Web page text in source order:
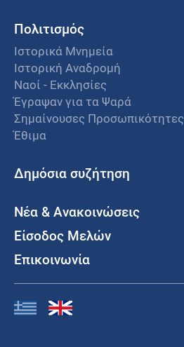
Πολιτισμός
Ιστορικά Μνημεία
Ιστορική Αναδρομή
Ναοί - Εκκλησίες
Έγραψαν για τα Ψαρά
Σημαίνουσες Προσωπικότητες
Έθιμα
Δημόσια συζήτηση
Νέα & Ανακοινώσεις
Είσοδος Μελών
Επικοινωνία